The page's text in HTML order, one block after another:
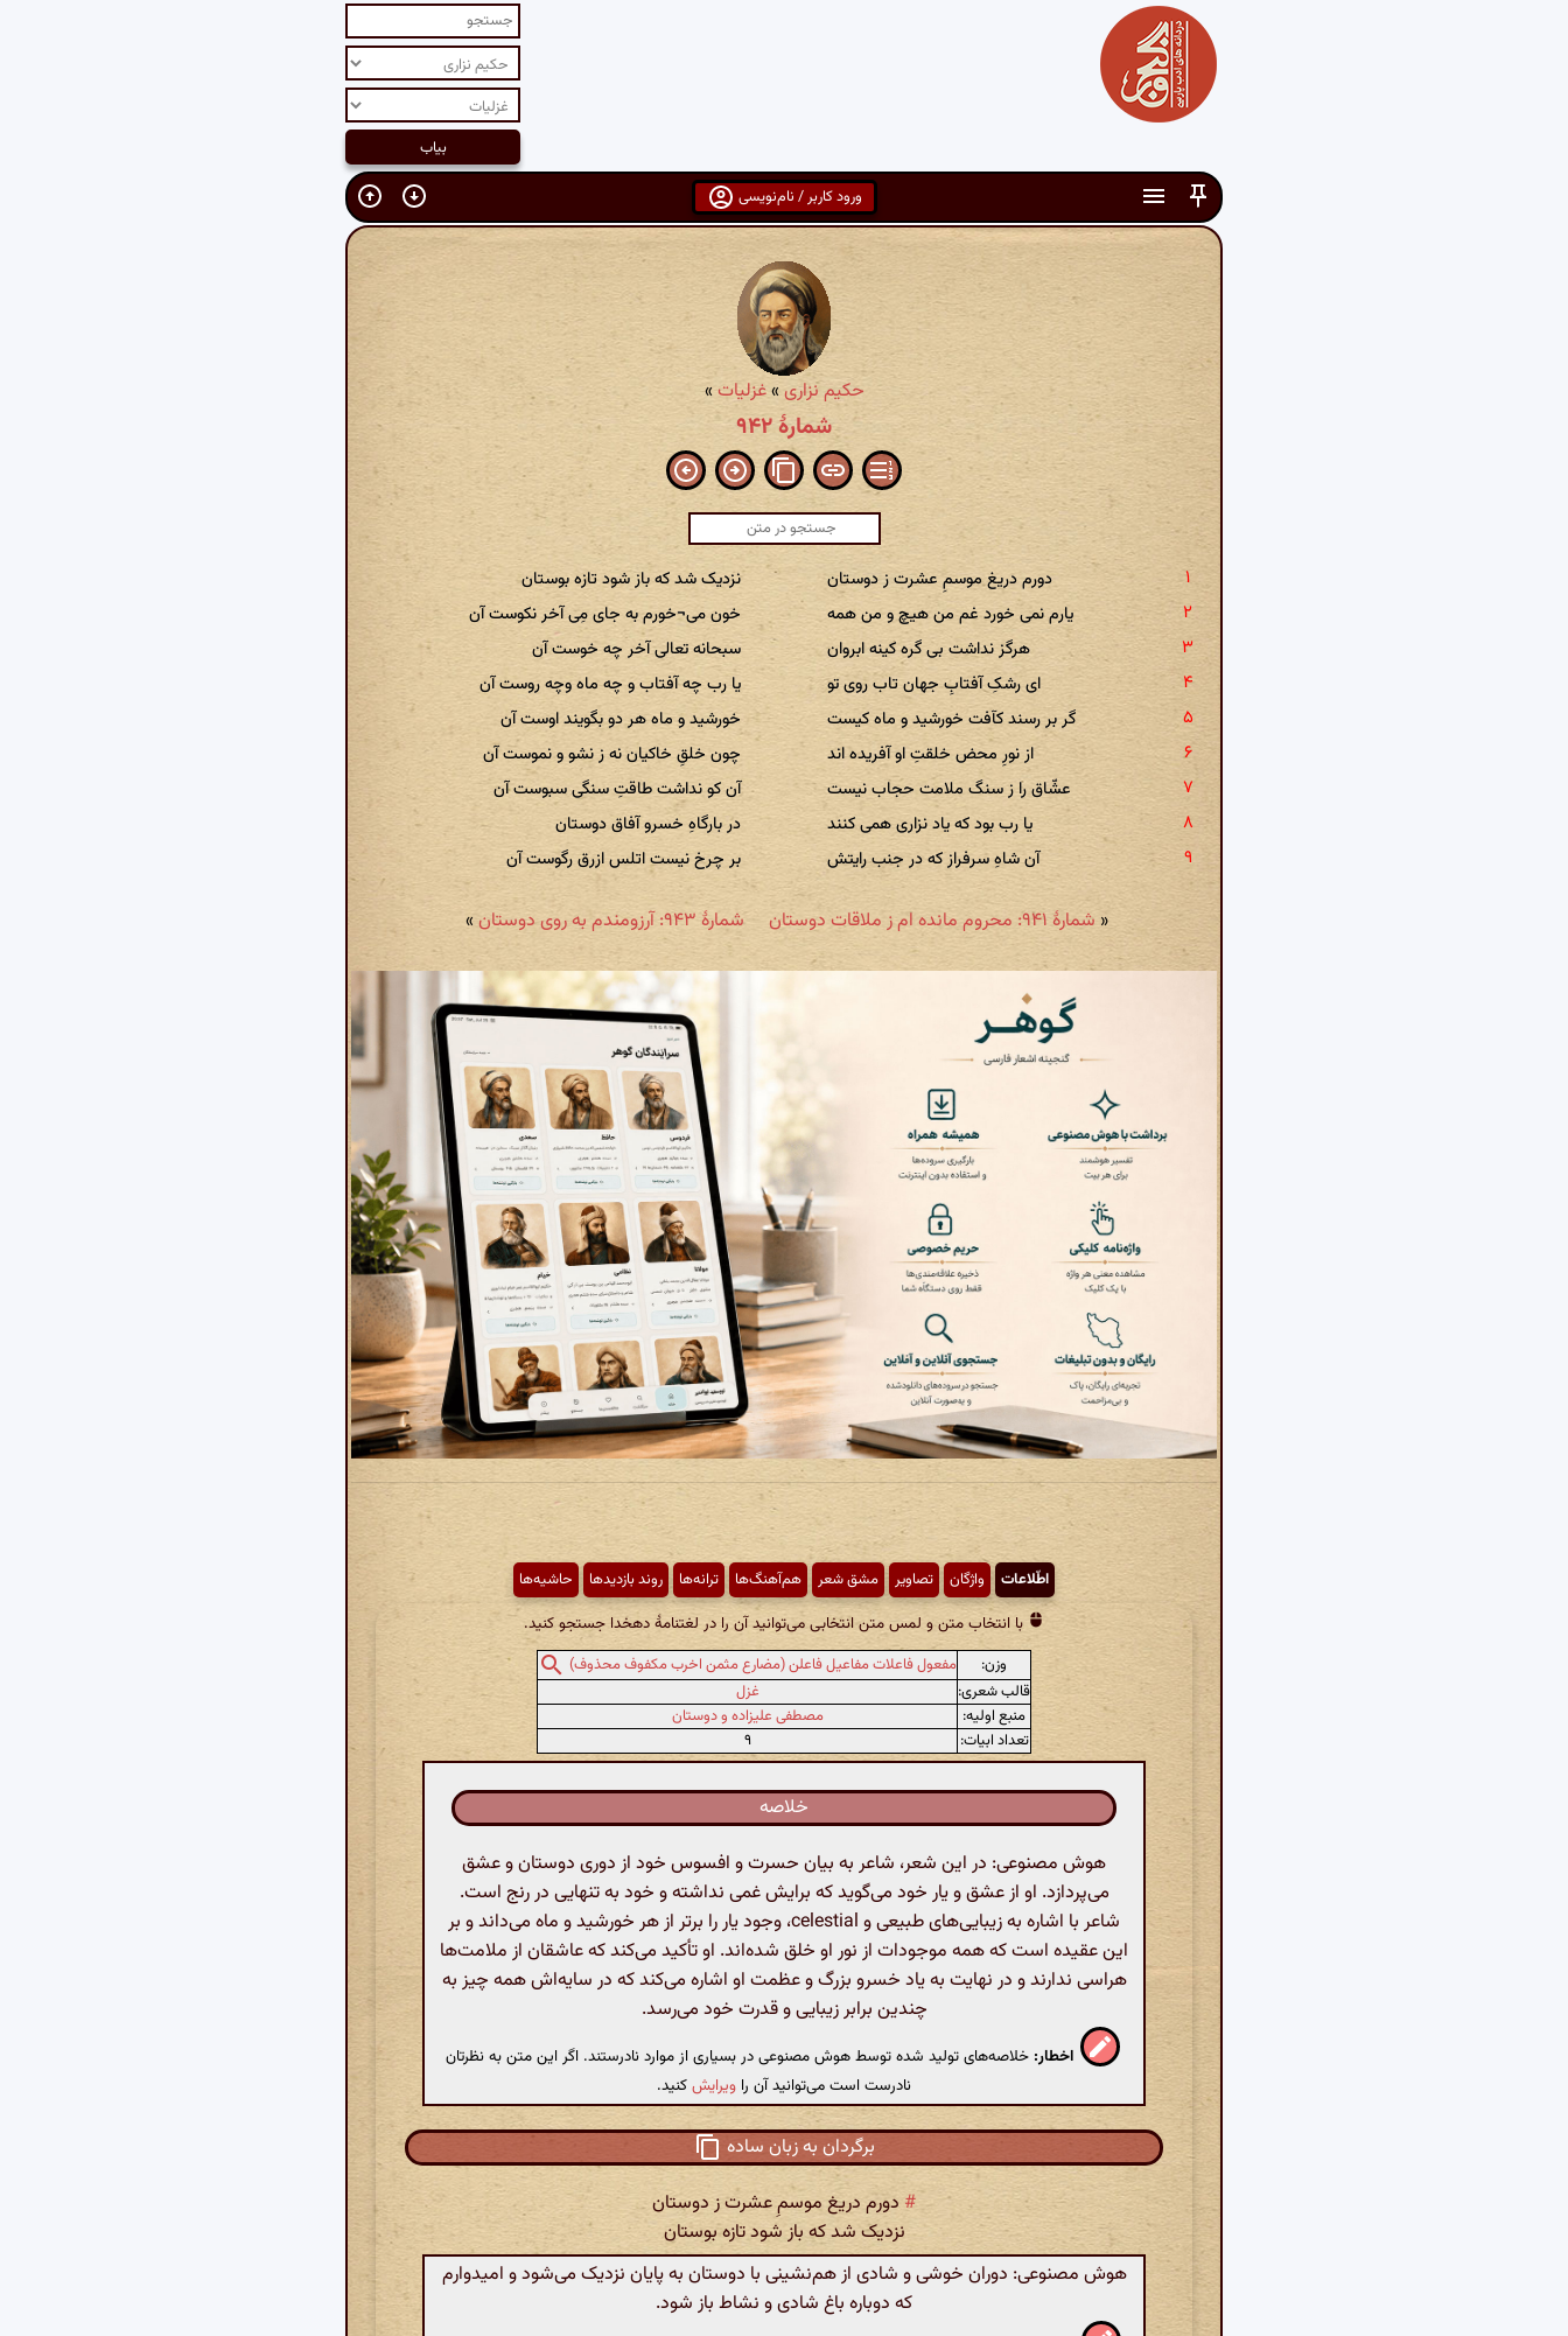
ورود کاربر / نام‌نویسی
حکیم نزاری»غزلیات»
شمارهٔ ۹۴۲
دورم دریغ موسمِ عشرت ز دوستان
نزدیک شد که باز شود تازه بوستان
یارم نمی خورد غم من هیچ و من همه
خون می¬خورم به جای مِی آخر نکوست آن
هرگز نداشت بی گره کینه ابروان
سبحانه تعالی آخر چه خوست آن
ای رشکِ آفتابِ جهان تاب روی تو
یا رب چه آفتاب و چه ماه وچه روست آن
گر بر رسند کآفت خورشید و ماه کیست
خورشید و ماه هر دو بگویند اوست آن
از نورِ محض خلقتِ او آفریده اند
چون خلقِ خاکیان نه ز نشو و نموست آن
عشّاق را ز سنگ ملامت حجاب نیست
آن کو نداشت طاقتِ سنگی سبوست آن
یا رب بود که یاد نزاری همی کنند
در بارگاهِ خسرو آفاق دوستان
آن شاهِ سرفراز که در جنب رایتش
بر چرخ نیست اتلس ازرق رگوست آن
شمارهٔ ۹۴۳: آرزومندم به روی دوستان » « شمارهٔ ۹۴۱: محروم مانده ام ز ملاقات دوستان
اطّلاعات واژگان تصاویر مشق شعر هم‌آهنگ‌ها ترانه‌ها روند بازدیدها حاشیه‌ها
با انتخاب متن و لمس متن انتخابی می‌توانید آن را در لغتنامهٔ دهخدا جستجو کنید.
وزن:
مفعول فاعلات مفاعیل فاعلن (مضارع مثمن اخرب مکفوف محذوف)
قالب شعری:
غزل
منبع اولیه:
مصطفی علیزاده و دوستان
تعداد ابیات:
۹
خلاصه
هوش مصنوعی: در این شعر، شاعر به بیان حسرت و افسوس خود از دوری دوستان و عشق
می‌پردازد. او از عشق و یار خود می‌گوید که برایش غمی نداشته و خود به تنهایی در رنج است.
شاعر با اشاره به زیبایی‌های طبیعی و celestial، وجود یار را برتر از هر خورشید و ماه می‌داند و بر
این عقیده است که همه موجودات از نور او خلق شده‌اند. او تأکید می‌کند که عاشقان از ملامت‌ها
هراسی ندارند و در نهایت به یاد خسرو بزرگ و عظمت او اشاره می‌کند که در سایه‌اش همه چیز به
چندین برابر زیبایی و قدرت خود می‌رسد.
اخطار: خلاصه‌های تولید شده توسط هوش مصنوعی در بسیاری از موارد نادرستند. اگر این متن به نظرتان
نادرست است می‌توانید آن را ویرایشکنید.
برگردان به زبان ساده
# دورم دریغ موسمِ عشرت ز دوستان
نزدیک شد که باز شود تازه بوستان
هوش مصنوعی: دوران خوشی و شادی از هم‌نشینی با دوستان به پایان نزدیک می‌شود و امیدوارم
که دوباره باغ شادی و نشاط باز شود.